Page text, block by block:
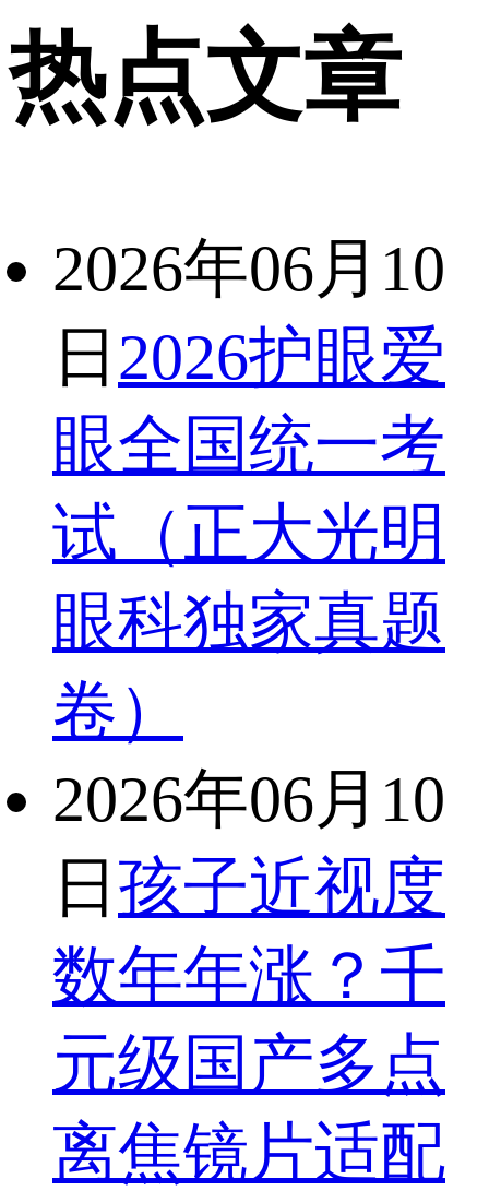
热点文章
2026年06月10
日 2026护眼爱
眼全国统一考
试（正大光明
眼科独家真题
卷）
2026年06月10
日 孩子近视度
数年年涨？千
元级国产多点
离焦镜片适配